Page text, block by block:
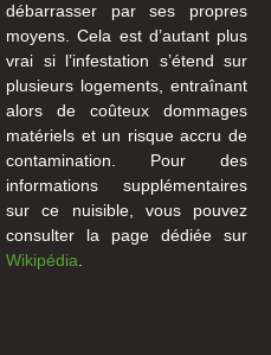
débarrasser par ses propres
moyens. Cela est d’autant plus
vrai si l’infestation s’étend sur
plusieurs logements, entraînant
alors de coûteux dommages
matériels et un risque accru de
contamination. Pour des
informations supplémentaires
sur ce nuisible, vous pouvez
consulter la page dédiée sur
Wikipédia.